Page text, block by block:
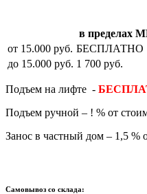
в пределах
от 15.000 руб. БЕСПЛАТНО
до 15.000 руб. 1 700 руб.
Подъем на лифте -
Подъем ручной – ! % от
Занос в частный дом – 1,5 %
Самовывоз со склада: